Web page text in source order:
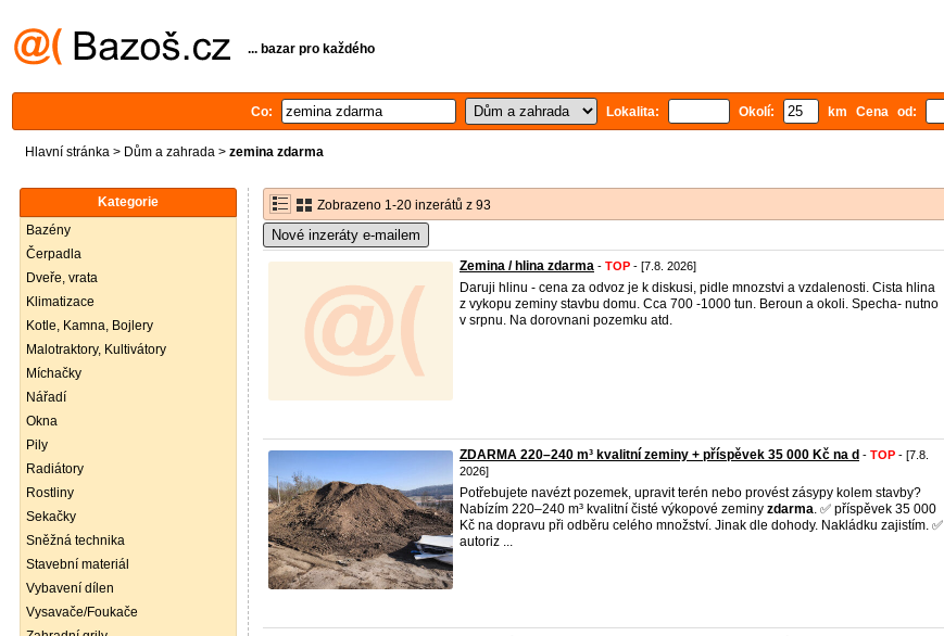
... bazar pro každého
Co: Lokalita: Okolí: km Cena od:
Hlavní stránka > Dům a zahrada > zemina zdarma
Kategorie
Bazény
Čerpadla
Dveře, vrata
Klimatizace
Kotle, Kamna, Bojlery
Malotraktory, Kultivátory
Míchačky
Nářadí
Okna
Pily
Radiátory
Rostliny
Sekačky
Sněžná technika
Stavební materiál
Vybavení dílen
Vysavače/Foukače
Zobrazeno 1-20 inzerátů z 93
Nové inzeráty e-mailem
Zemina / hlina zdarma - TOP - [7.8. 2026]
Daruji hlinu - cena za odvoz je k diskusi, pidle mnozstvi a vzdalenosti. Cista hlina
z vykopu zeminy stavbu domu. Cca 700 -1000 tun. Beroun a okoli. Specha- nutno
v srpnu. Na dorovnani pozemku atd.
ZDARMA 220–240 m³ kvalitní zeminy + příspěvek 35 000 Kč na d - TOP - [7.8.
2026]
Potřebujete navézt pozemek, upravit terén nebo provést zásypy kolem stavby?
Nabízím 220–240 m³ kvalitní čisté výkopové zeminy zdarma. ✅ příspěvek 35 000
Kč na dopravu při odběru celého množství. Jinak dle dohody. Nakládku zajistím. ✅
autoriz ...